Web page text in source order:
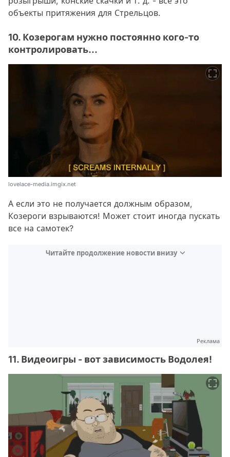
объекты притяжения для Стрельцов.
10. Козерогам нужно постоянно кого-то
контролировать...
lovelace-media.imgix.net
А если это не получается должным образом,
Козероги взрываются! Может стоит иногда пускать
все на самотек?
Читайте продолжение новости внизу
Реклама
11. Видеоигры - вот зависимость Водолея!